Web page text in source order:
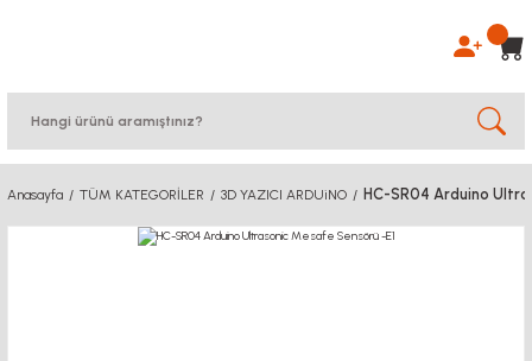
Anasayfa TÜM KATEGORİLER 3D YAZICI ARDUiNO HC-SR04 Arduino